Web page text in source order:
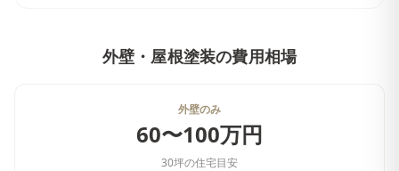
外壁・屋根塗装の費用相場
外壁のみ
60〜100万円
30坪の住宅目安